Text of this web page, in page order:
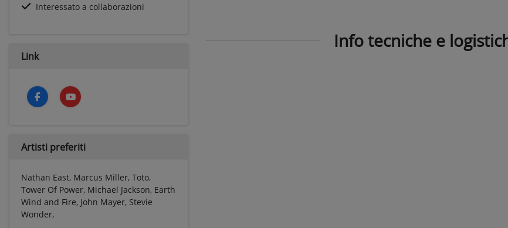
Interessato a collaborazioni
Link
Artisti preferiti
Nathan East, Marcus Miller, Toto,
Tower Of Power, Michael Jackson, Earth
Wind and Fire, John Mayer, Stevie
Wonder,
Info tecniche e